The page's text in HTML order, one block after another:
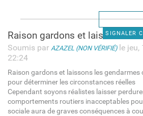
SIGNALER
Raison gardons et laissons
Soumis par AZAZEL (NON VÉRIFIÉ)le jeu,
22:24
Raison gardons et laissons les gendarmes
pour déterminer les circonstances réelles
Cependant soyons réalistes laisser
comportements routiers inacceptables
sociale aura de graves conséquences à